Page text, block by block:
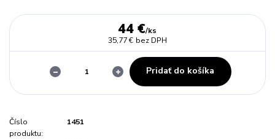
44 €/ks
35,77 € bez DPH
Pridať do košíka
Číslo
produktu:
1451